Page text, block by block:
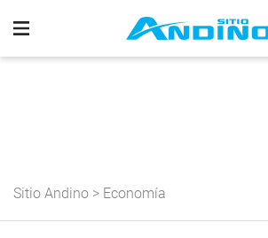
Sitio Andino > Economía